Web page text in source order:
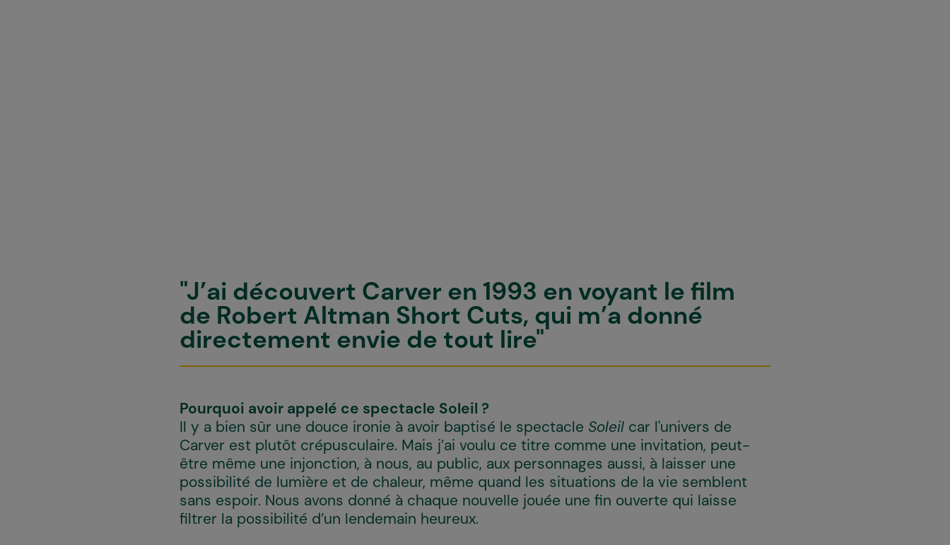
"J’ai découvert Carver en 1993 en voyant le film
de Robert Altman Short Cuts, qui m’a donné
directement envie de tout lire"
Pourquoi avoir appelé ce spectacle Soleil ?
Il y a bien sûr une douce ironie à avoir baptisé le spectacle Soleil car l'univers de
Carver est plutôt crépusculaire. Mais j’ai voulu ce titre comme une invitation, peut-
être même une injonction, à nous, au public, aux personnages aussi, à laisser une
possibilité de lumière et de chaleur, même quand les situations de la vie semblent
sans espoir. Nous avons donné à chaque nouvelle jouée une fin ouverte qui laisse
filtrer la possibilité d’un lendemain heureux.